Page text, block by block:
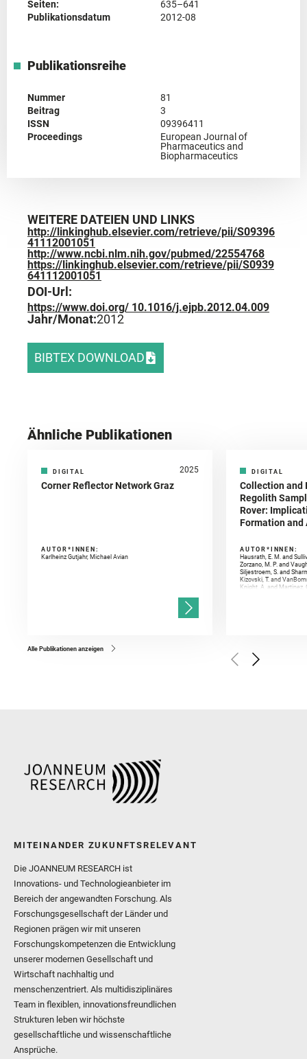
Seiten:
635–641
Publikationsdatum
2012-08
Publikationsreihe
Nummer
81
Beitrag
3
ISSN
09396411
Proceedings
European Journal of
Pharmaceutics and
Biopharmaceutics
WEITERE DATEIEN UND LINKS
http://linkinghub.elsevier.com/retrieve/pii/S09396
41112001051
http://www.ncbi.nlm.nih.gov/pubmed/22554768
https://linkinghub.elsevier.com/retrieve/pii/S0939
641112001051
DOI-Url:
https://www.doi.org/ 10.1016/j.ejpb.2012.04.009
Jahr/Monat:2012
BIBTEX DOWNLOAD
Ähnliche Publikationen
DIGITAL 2025
Corner Reflector Network Graz
AUTOR*INNEN:
Karlheinz Gutjahr, Michael Avian
DIGITAL
Collection and
Regolith
Rover:
Formation
AUTOR*INNEN:
Hausrath, E. M. and
Zorzano, M. P. and
Siljestroem, S. and
Kizovski, T. and
Knight, A. and Martinez,
Golombek, M. and
Herkenhoff, K. and
Alle Publikationen anzeigen
MITEINANDER ZUKUNFTSRELEVANT
Die JOANNEUM RESEARCH ist
Innovations- und Technologieanbieter im
Bereich der angewandten Forschung. Als
Forschungsgesellschaft der Länder und
Regionen prägen wir mit unseren
Forschungskompetenzen die Entwicklung
unserer modernen Gesellschaft und
Wirtschaft nachhaltig und
menschenzentriert. Als multidisziplinäres
Team in flexiblen, innovationsfreundlichen
Strukturen leben wir höchste
gesellschaftliche und wissenschaftliche
Ansprüche.